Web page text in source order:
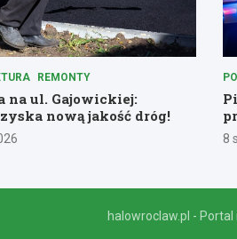
REMONTY
na ul. Gajowickiej:
nową jakość dróg!
8
halowroclaw.pl -